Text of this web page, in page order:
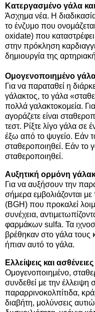
Κατεργασμένο γάλα
Άσχημα νέα. Η
το ένζυμο που
oxidate) που καταστρέφει
στην πρόκληση
δημιουργία της
Ομογενοποιημένο
Για να παραταθεί η
γάλακτος, το γάλα
πολλά γαλακτοκομεία.
αγοράζετε είναι
τεστ. Ρίξτε λίγο γάλα σε
έξω από το ψυγείο. Εάν το
σταθεροποιηθεί. Εάν το
σταθεροποιηθεί.
Αυξητική ορμόνη
Για να αυξήσουν την
σήμερα εμβολιάζονται
(BGH) που προκαλεί
συνέχεια,
φαρμάκων sulfa. Τα
βρέθηκαν στο γάλα τους
ήπιαν αυτό το γάλα.
Ελλείψεις και
Ομογενοποιημένο,
συνδεθεί με την έλλειψη
παραρρινοκολπίτιδα,
διαβήτη, μολύνσεις